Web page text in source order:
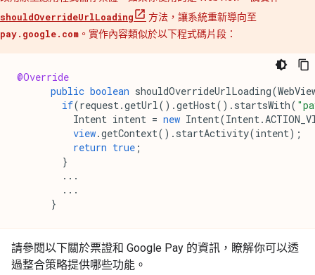
shouldOverrideUrlLoading
方法，讓系統重新導向至
pay.google.com 。實作內容類似於以下程式碼片段：
@Override
public boolean shouldOverrideUrlLoading(
if(request.getUrl().getHost(). startsWith(
Intent intent = new Intent(Intent.
view.getContext(). startActivity(intent);
return true ;
}
...
...
}
請參閱以下關於票證和 Google Pay 的資訊，瞭解你可以透
過整合策略提供哪些功能。